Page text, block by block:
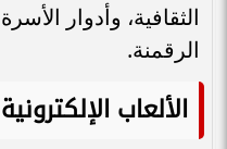
الثقافية، وأدوار
الرقمنة.
الألعاب